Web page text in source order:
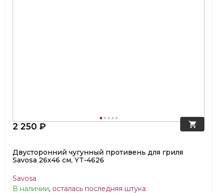
2 250 ₽
Двусторонний чугунный противень для гриля
Savosa 26х46 см, YT-4626
Savosa
В наличии, осталась последняя штука